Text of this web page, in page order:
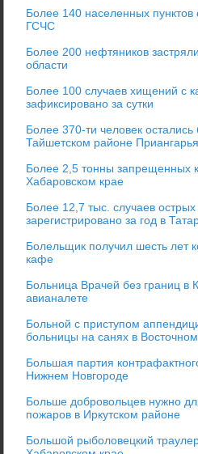
Более 140 населенных пунктов
ГСЧС
Более 200 нефтяников
области
Более 100 случаев хищений с
зафиксировано за сутки
Более 370-ти человек остались
Тайшетском районе Приангарья
Более 2,5 тонны запрещенных
Хабаровском крае
Более 12,7 тыс. случаев
зарегистрировано за год в
Болельщик получил шесть лет
кафе
Больница Врачей без границ в
авианалете
Больной с приступом
больницы на санях в
Большая партия
Нижнем Новгороде
Больше добровольцев нужно
пожаров в Иркутском районе
Большой рыболовецкий